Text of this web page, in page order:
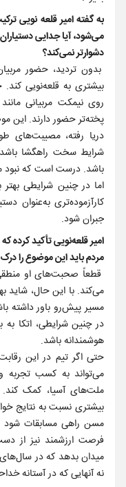
به گفته امیر قلعه نویی
می‌شود، آیا جدایی دستیاران
دشوارتر نمی‌کند؟
بدون تردید، حضور
بیشتری به قلعه‌نویی
روی نیمکت مربیانی مانند
پخته‌تر حضور دارند. این
دریا رفته، مصیبت‌های
شرایط سخت راهگشا
باشد. درست است که
اما در چنین شرایطی بهتر
کارآزموده‌تری به‌عنوان
جبران شود.
امیر قلعه‌نویی تأکید کرده
مردم باید این موضوع را درک
قطعاً صحبت‌های او
می‌کند. با این حال، شاید
مسیر پیش‌رو باور داشته
در چنین شرایطی، اتکا به
هوشمندانه باشد.
حتی اگر تیم در این
می‌تواند به کسب تجربه و
ملت‌های آسیا، کمک
بیشتری نسبت به نتایج
مسن راهی مسابقات شود
فرصت ارزشمند نیز از
میدان بدهد که در سال‌های
نه آنهایی که در آستانه